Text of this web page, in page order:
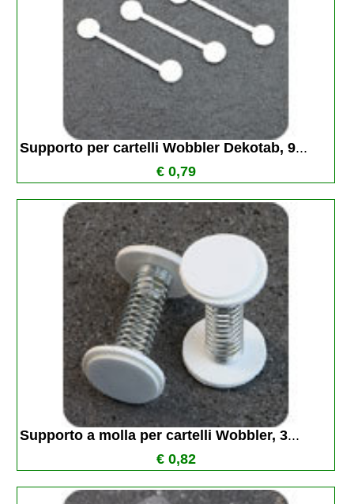
Supporto per cartelli Wobbler Dekotab, 9...
€ 0,79
Supporto a molla per cartelli Wobbler, 3...
€ 0,82